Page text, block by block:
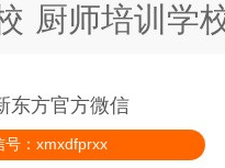
厨师培训学
东方官方微信
号：xmxdfprxx